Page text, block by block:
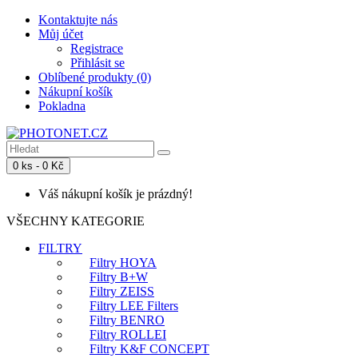
Kontaktujte nás
Můj účet
Registrace
Přihlásit se
Oblíbené produkty (0)
Nákupní košík
Pokladna
0 ks - 0 Kč
Váš nákupní košík je prázdný!
VŠECHNY KATEGORIE
FILTRY
Filtry HOYA
Filtry B+W
Filtry ZEISS
Filtry LEE Filters
Filtry BENRO
Filtry ROLLEI
Filtry K&F CONCEPT